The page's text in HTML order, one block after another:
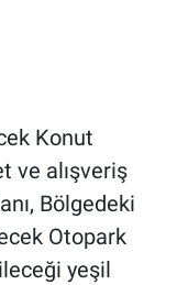
Konut
ve alışveriş
Bölgedeki
Otopark
yeşil